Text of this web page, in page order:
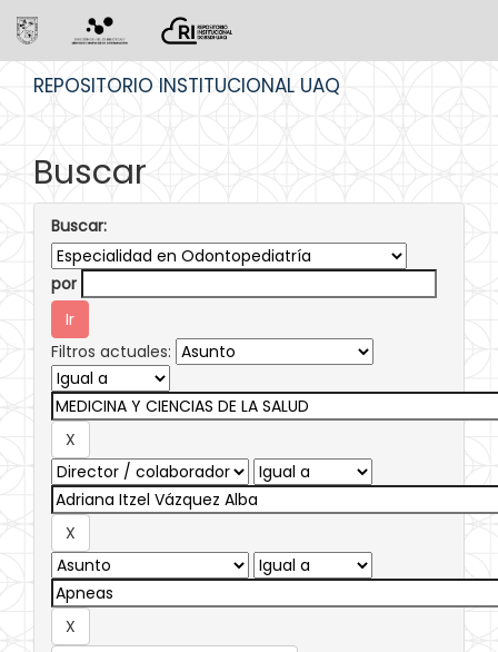
REPOSITORIO INSTITUCIONAL UAQ
Buscar
Buscar:
por
Filtros actuales: